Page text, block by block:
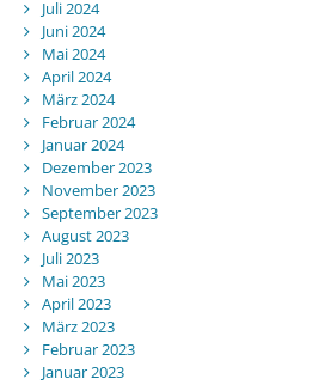
Juli 2024
Juni 2024
Mai 2024
April 2024
März 2024
Februar 2024
Januar 2024
Dezember 2023
November 2023
September 2023
August 2023
Juli 2023
Mai 2023
April 2023
März 2023
Februar 2023
Januar 2023